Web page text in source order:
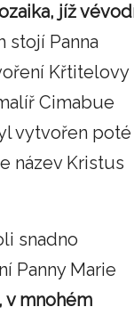
jíž
stojí Panna
Křtitelovy
Cimabue
vytvořen poté
název Kristus
snadno
Panny Marie
v mnohém